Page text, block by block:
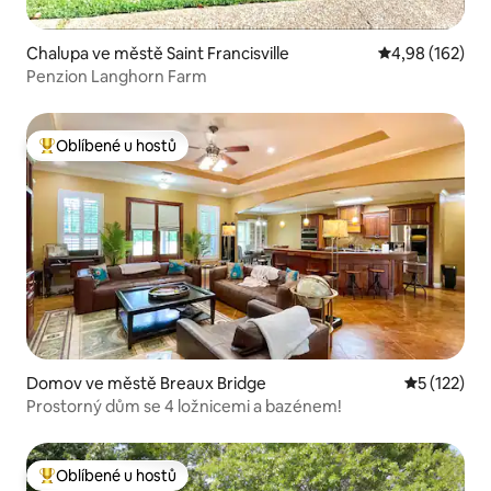
Chalupa ve městě Saint Francisville Průměrné
4,98 (162)
Penzion Langhorn Farm
Nejlepší v kategorii Oblíbené u hostů
Oblíbené u hostů
Domov ve městě Breaux Bridge Průměrné
5 (122)
Prostorný dům se 4 ložnicemi a bazénem!
Nejlepší v kategorii Oblíbené u hostů
Oblíbené u hostů